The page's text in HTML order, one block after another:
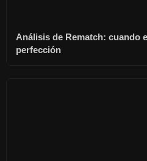
Análisis de Rematch: cuando
perfección